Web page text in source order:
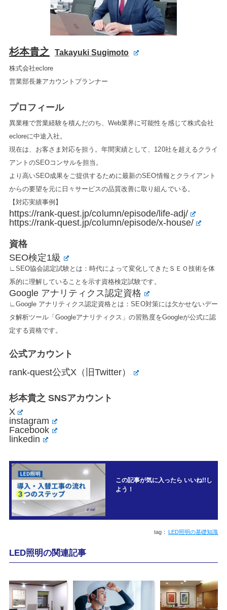
杉本貴之 Takayuki Sugimoto
株式会社eclore
営業部長兼アカウントプランナー
プロフィール
異業種で営業経験を積んだのち、Web業界に可能性を感じて株式会社
ecloreに中途入社。
現在は、お客さま対応を担う。年間実績として、120社を超えるクライ
アントのSEOコンサルを担当。
より高いSEO成果をご提供するために最新のSEO情報とクライアント
からの要望を元に日々サービスの品質改善に取り組んでいる。
【対応実績事例】
https://rank-quest.jp/column/episode/life-adj/
https://rank-quest.jp/column/episode/x-house/
資格
SEO検定1級
∟SEO協会認定試験とは：時代によって変化してきたＳＥＯ技術を体
系的に理解していることを示す資格検定試験です。
Google アナリティクス認定資格
∟Google アナリティクス認定資格とは：SEO対策には欠かせないデー
タ解析ツール「Googleアナリティクス」の習熟度をGoogleが公式に認
定する資格です。
公式アカウント
rank-quest公式X（旧Twitter）
杉本貴之 SNSアカウント
X
instagram
Facebook
linkedin
この記事が気に入ったら いいね!!し
よう！
LED照明の基礎知識
LED照明の関連記事